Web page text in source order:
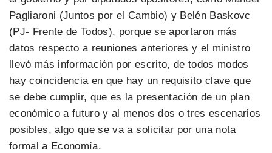
Pagliaroni (Juntos por el Cambio) y Belén Baskovc
(PJ- Frente de Todos), porque se aportaron más
datos respecto a reuniones anteriores y el ministro
llevó más información por escrito, de todos modos
hay coincidencia en que hay un requisito clave que
se debe cumplir, que es la presentación de un plan
económico a futuro y al menos dos o tres escenarios
posibles, algo que se va a solicitar por una nota
formal a Economía.